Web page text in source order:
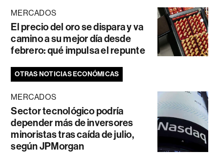
MERCADOS
El precio del oro se dispara y va
camino a su mejor día desde
febrero: qué impulsa el repunte
OTRAS NOTICIAS ECONÓMICAS
MERCADOS
Sector tecnológico podría
depender más de inversores
minoristas tras caída de julio,
según JPMorgan